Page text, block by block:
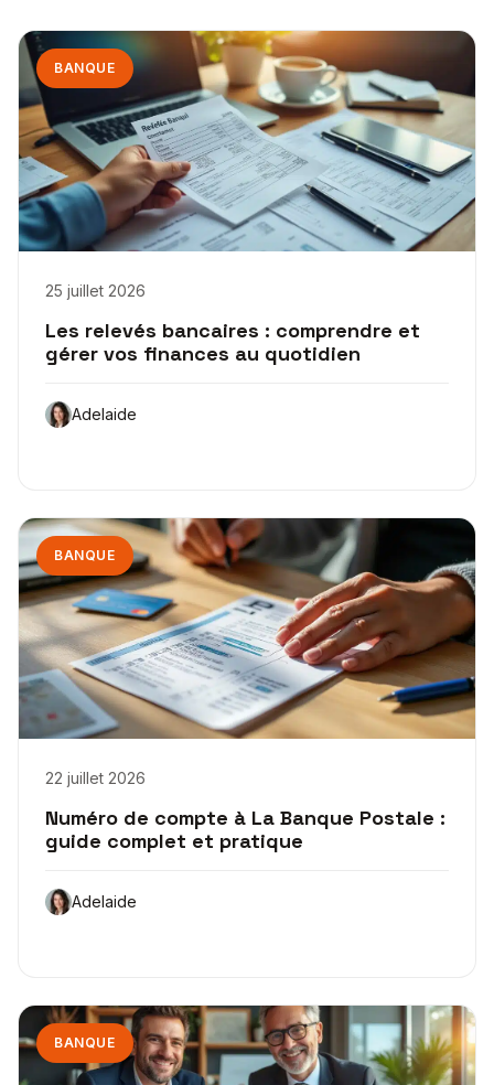
BANQUE
25 juillet 2026
Les relevés bancaires : comprendre et
gérer vos finances au quotidien
Adelaide
BANQUE
22 juillet 2026
Numéro de compte à La Banque Postale :
guide complet et pratique
Adelaide
BANQUE